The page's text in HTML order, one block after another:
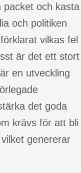
packet och kasta
och politiken
vilkas fel
är det ett stort
en utveckling
det goda
krävs för att bli
genererar